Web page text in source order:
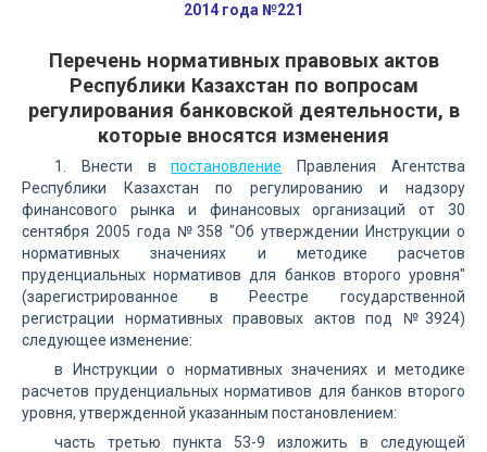
2014 года №221
Перечень нормативных правовых актов
Республики Казахстан по вопросам
регулирования банковской деятельности, в
которые вносятся изменения
1. Внести впостановление Правления Агентства
Республики Казахстан по регулированию и надзору
финансового рынка и финансовых организаций от 30
сентября 2005 года №358 "Об утверждении Инструкции о
нормативных значениях и методике расчетов
пруденциальных нормативов для банков второго уровня"
(зарегистрированное в Реестре государственной
регистрации нормативных правовых актов под №3924)
следующее изменение:
в Инструкции о нормативных значениях и методике
расчетов пруденциальных нормативов для банков второго
уровня, утвержденной указанным постановлением:
часть третью пункта 53-9 изложить в следующей